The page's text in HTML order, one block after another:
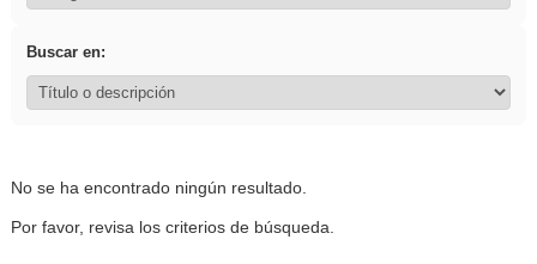
Buscar en:
No se ha encontrado ningún resultado.
Por favor, revisa los criterios de búsqueda.